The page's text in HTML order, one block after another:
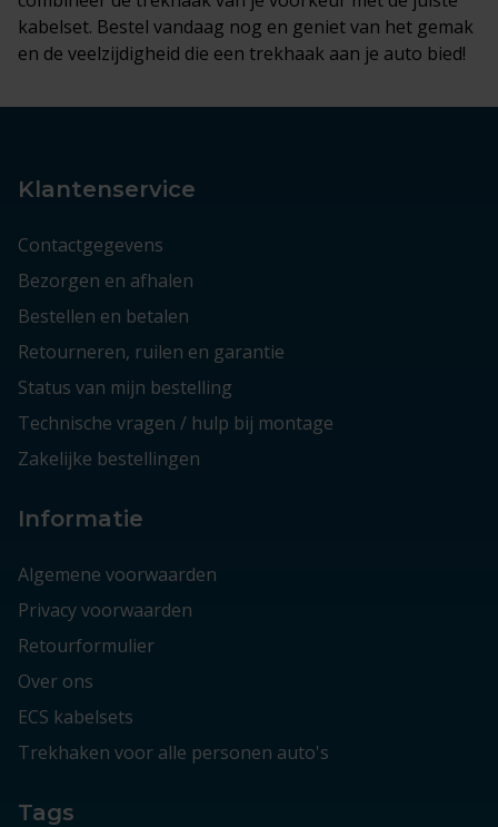
kabelset. Bestel vandaag nog en geniet van het gemak
en de veelzijdigheid die een trekhaak aan je auto bied!
Klantenservice
Contactgegevens
Bezorgen en afhalen
Bestellen en betalen
Retourneren, ruilen en garantie
Status van mijn bestelling
Technische vragen / hulp bij montage
Zakelijke bestellingen
Informatie
Algemene voorwaarden
Privacy voorwaarden
Retourformulier
Over ons
ECS kabelsets
Trekhaken voor alle personen auto's
Tags